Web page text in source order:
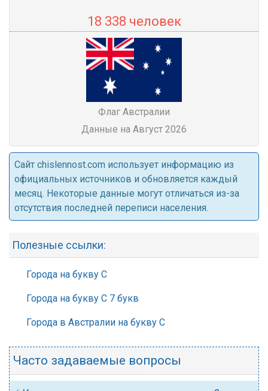
18 338 человек
Флаг Австралии
Данные на Август 2026
Cайт chislennost.com использует информацию из
официальных источников и обновляется каждый
месяц. Некоторые данные могут отличаться из-за
отсутствия последней переписи населения.
Полезные ссылки:
Города на букву С
Города на букву С 7 букв
Города в Австралии на букву С
Часто задаваемые вопросы